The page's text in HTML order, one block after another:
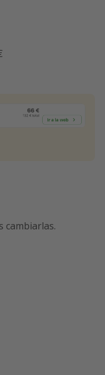
cambiarlas.